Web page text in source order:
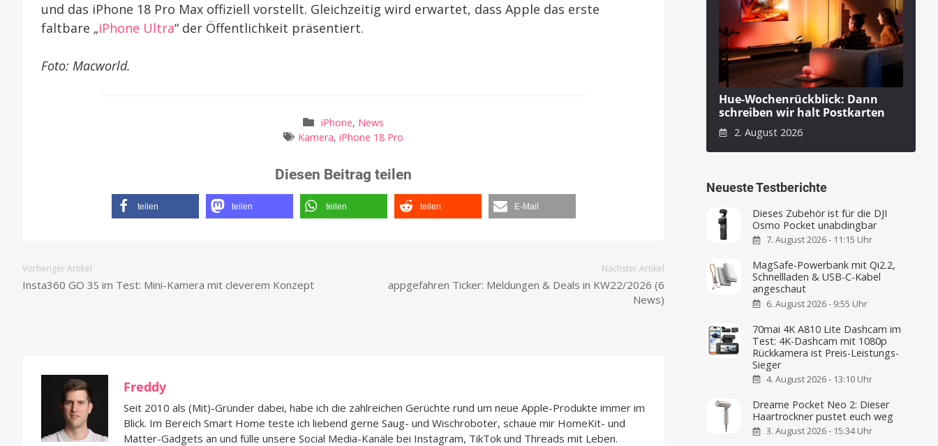
und das iPhone 18 Pro Max offiziell vorstellt. Gleichzeitig wird erwartet, dass Apple das erste
faltbare „iPhone Ultra“ der Öffentlichkeit präsentiert.
Foto: Macworld.
iPhone, News
Kamera,iPhone 18 Pro
Diesen Beitrag teilen
teilen teilen teilen teilen E-Mail
Vorheriger Artikel
Insta360 GO 3S im Test: Mini-Kamera mit cleverem Konzept
Nächster Artikel
appgefahren Ticker: Meldungen & Deals in KW22/2026 (6
News)
Freddy
Seit 2010 als (Mit)-Gründer dabei, habe ich die zahlreichen Gerüchte rund um neue Apple-Produkte immer im
Blick. Im Bereich Smart Home teste ich liebend gerne Saug- und Wischroboter, schaue mir HomeKit- und
Matter-Gadgets an und fülle unsere Social Media-Kanäle bei Instagram, TikTok und Threads mit Leben.
Hue-Wochenrückblick: Dann
schreiben wir halt Postkarten
2. August 2026
Neueste Testberichte
Dieses Zubehör ist für die DJI
Osmo Pocket unabdingbar
7. August 2026 - 11:15 Uhr
MagSafe-Powerbank mit Qi2.2,
Schnellladen & USB-C-Kabel
angeschaut
6. August 2026 - 9:55 Uhr
70mai 4K A810 Lite Dashcam im
Test: 4K-Dashcam mit 1080p
Rückkamera ist Preis-Leistungs-
Sieger
4. August 2026 - 13:10 Uhr
Dreame Pocket Neo 2: Dieser
Haartrockner pustet euch weg
3. August 2026 - 15:34 Uhr